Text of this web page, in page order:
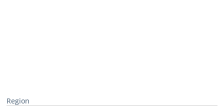
Region